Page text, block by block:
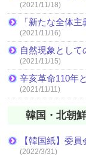
(2021/11/18)
「新たな全体
(2021/11/16)
自然現象として
(2021/11/15)
辛亥革命110年
(2021/11/11)
韓国・北朝
【韓国紙】委
(2022/3/31)